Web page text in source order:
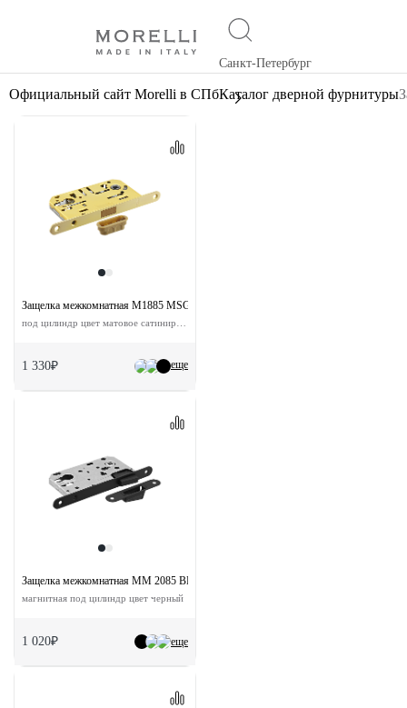
Санкт-Петербург
Официальный сайт Morelli в СПбКаталог дверной фурнитуры
еще
Защелка межкомнатная M1885 MSG с ответной планкой
1 330₽
еще
Защелка межкомнатная MM 2085 BL с ответной планкой
магнитная под цилиндр цвет черный
1 020₽